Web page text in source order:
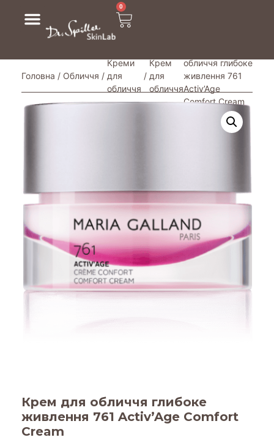
0
Головна / Обличчя /
Креми
для
обличчя
/
Крем
для
обличчя
обличчя глибоке
живлення 761
Activ’Age
Comfort Cream
Крем для обличчя глибоке
живлення 761 Activ’Age Comfort
Cream